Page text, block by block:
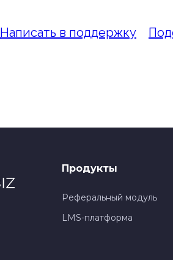
Написать в поддержку
Продукты
Реферальный модуль
LMS-платформа